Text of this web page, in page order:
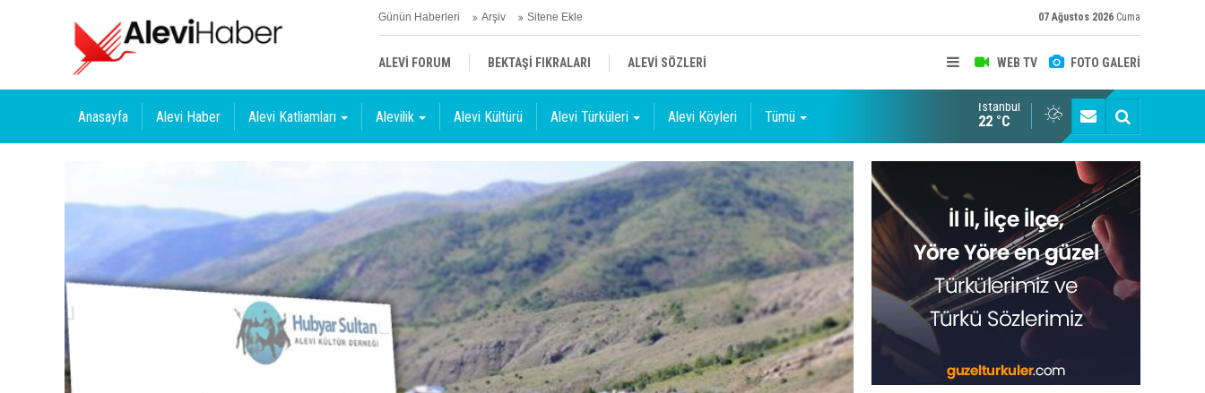
Günün Haberleri Arşiv Sitene Ekle 07 Ağustos 2026 Cuma
WEB TV FOTO GALERİ
ALEVİ FORUM BEKTAŞİ FIKRALARI ALEVİ SÖZLERİ
Anasayfa Alevi Haber Alevi Katliamları Alevilik Alevi Kültürü Alevi Türküleri Alevi Köyleri Tümü
İstanbul
22 °C